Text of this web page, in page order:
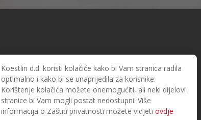
Koestlin d.d. koristi kolačiće kako bi Vam stranica radila
optimalno i kako bi se unaprijedila za korisnike.
Korištenje kolačića možete onemogućiti, ali neki dijelovi
stranice bi Vam mogli postat nedostupni. Više
informacija o Zaštiti privatnosti možete vidjeti ovdje
© 2026. Koestlin. Tutti i diritti sono riservati.
Designed and developed by